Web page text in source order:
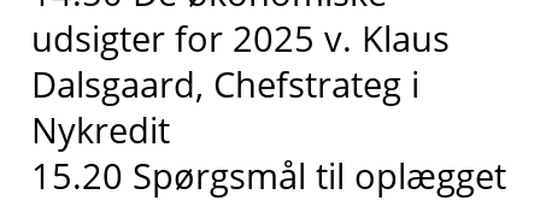
udsigter for 2025 v. Klaus
Dalsgaard, Chefstrateg i
Nykredit
15.20 Spørgsmål til oplægget